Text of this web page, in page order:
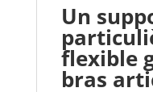
Un
flexible
bras